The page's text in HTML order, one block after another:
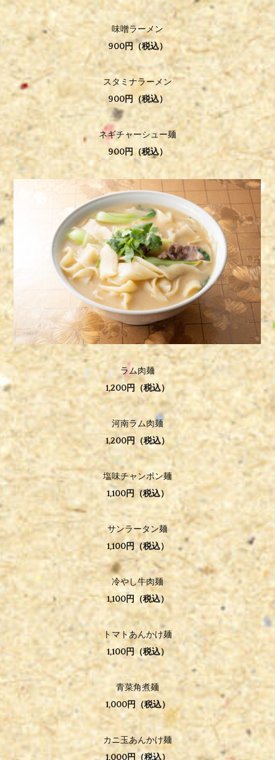
味噌ラーメン
900円（税込）
スタミナラーメン
900円（税込）
ネギチャーシュー麺
900円（税込）
ラム肉麺
1,200円（税込）
河南ラム肉麺
1,200円（税込）
塩味チャンポン麺
1,100円（税込）
サンラータン麺
1,100円（税込）
冷やし牛肉麺
1,100円（税込）
トマトあんかけ麺
1,100円（税込）
青菜角煮麺
1,000円（税込）
カニ玉あんかけ麺
1,000円（税込）